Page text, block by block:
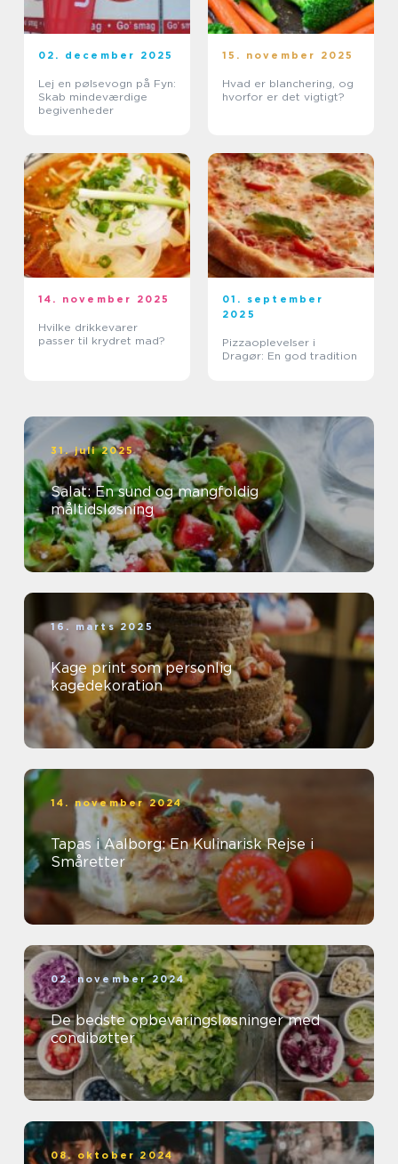
02. december 2025
Lej en pølsevogn på Fyn:
Skab mindeværdige
begivenheder
15. november 2025
Hvad er blanchering, og
hvorfor er det vigtigt?
14. november 2025
Hvilke drikkevarer
passer til krydret mad?
01. september
2025
Pizzaoplevelser i
Dragør: En god tradition
31. juli 2025
Salat: En sund og mangfoldig
måltidsløsning
16. marts 2025
Kage print som personlig
kagedekoration
14. november 2024
Tapas i Aalborg: En Kulinarisk Rejse i
Småretter
02. november 2024
De bedste opbevaringsløsninger med
condibøtter
08. oktober 2024